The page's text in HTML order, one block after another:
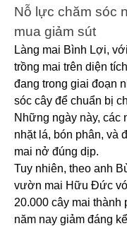
Nỗ lực chăm sóc
mua giảm sút
Làng mai Bình Lợi,
trồng mai trên diện
đang trong giai đoạn
sóc cây để chuẩn bị
Những ngày này, các
nhặt lá, bón phân, và
mai nở đúng dịp.
Tuy nhiên, theo anh
vườn mai Hữu Đức
20.000 cây mai thành
năm nay giảm đáng